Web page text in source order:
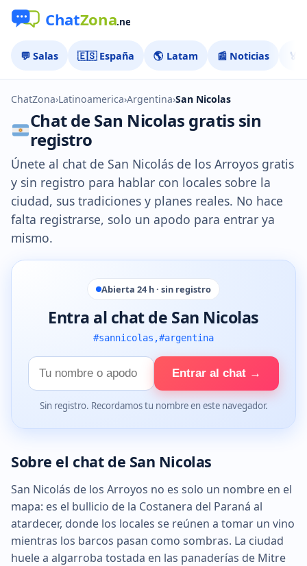
💬 Salas 🇪🇸 España 🌎 Latam 📰 Noticias 🏅
ChatZona›Latinoamerica›Argentina›San Nicolas
Chat de San Nicolas gratis sin
registro
Únete al chat de San Nicolás de los Arroyos gratis
y sin registro para hablar con locales sobre la
ciudad, sus tradiciones y planes reales. No hace
falta registrarse, solo un apodo para entrar ya
mismo.
Abierta 24 h · sin registro
Entra al chat de San Nicolas
#sannicolas,#argentina
Tu
nombre
Entrar al chat →
Sin registro. Recordamos tu nombre en este navegador.
Sobre el chat de San Nicolas
San Nicolás de los Arroyos no es solo un nombre en el
mapa: es el bullicio de la Costanera del Paraná al
atardecer, donde los locales se reúnen a tomar un vino
mientras los barcos pasan como sombras. La ciudad
huele a algarroba tostada en las panaderías de Mitre